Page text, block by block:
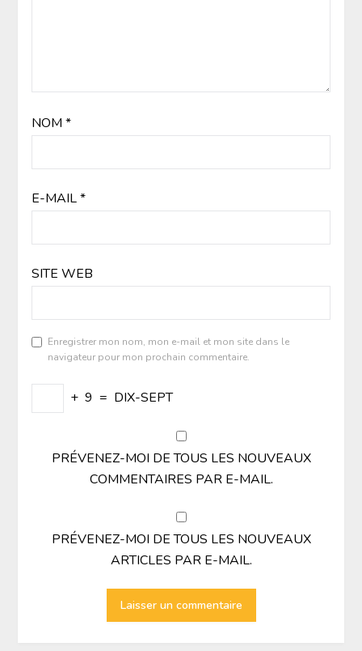
NOM *
E-MAIL*
SITE WEB
Enregistrer mon nom, mon e-mail et mon site dans le
navigateur pour mon prochain commentaire.
+ 9 = DIX-SEPT
PRÉVENEZ-MOI DE TOUS LES NOUVEAUX
COMMENTAIRES PAR E-MAIL.
PRÉVENEZ-MOI DE TOUS LES NOUVEAUX
ARTICLES PAR E-MAIL.